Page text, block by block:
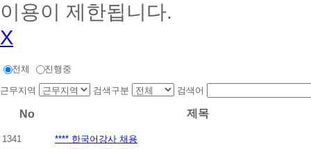
이용이 제한됩니다.
X
전체 진행중
근무지역 검색구분 검색어
No 제목
1341
**** 한국어강사 채용